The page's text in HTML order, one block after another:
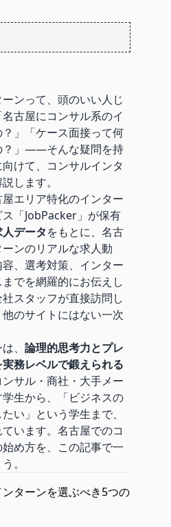
ーンって、頭のいい人じ
古屋にコンサル系のイ
」「ケース面接って何
？」——そんな疑問を持
けて、コンサルインタ
します。
エリア特化のインター
「JobPacker」が保有
データをもとに、名古
ンのリアルな求人動
、選考対策、インター
でを網羅的にお伝えし
スタッフが直接訪問し
のサイトにはない一次
、 論理的思考力とプレ
務レベルで鍛えられる
サル・商社・大手メー
生から、「ビジネスの
い」という学生まで、
います。名古屋でのコ
め方を、この記事で一
。
ターンを選ぶべき5つの